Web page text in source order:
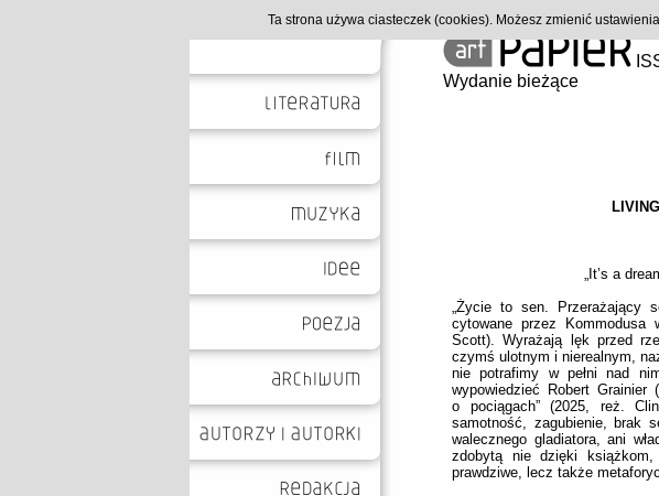
Wydanie bieżące
„It’s a
„Życie to sen. Przerażający
cytowane przez Kommodusa
Scott). Wyrażają lęk przed
czymś ulotnym i nierealnym,
nie potrafimy w pełni nad
wypowiedzieć Robert Grainier
o pociągach” (2025, reż.
samotność, zagubienie, brak
walecznego gladiatora, ani
zdobytą nie dzięki
prawdziwe, lecz także
Ta strona używa ciasteczek (cookies). Możesz zmienić